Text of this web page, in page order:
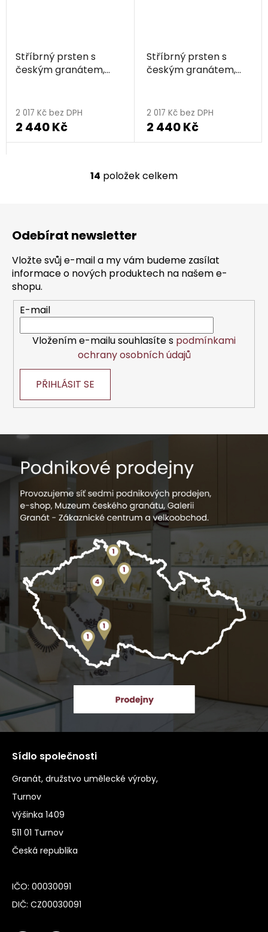
Stříbrný prsten s
českým granátem,
2 017 Kč bez DPH
2 440 Kč
Stříbrný prsten s
českým granátem,
2 017 Kč bez DPH
2 440 Kč
O
d
c
í
r
v
y
v
s
14 položek celkem
Odebírat newsletter
Vložte svůj e-mail a my vám budeme zasílat
informace o nových produktech na našem e-
shopu.
E-mail
Vložením e-mailu souhlasíte s podmínkami
ochrany osobních údajů
PŘIHLÁSIT SE
Sídlo společnosti
Granát, družstvo umělecké výroby,
Turnov
Výšinka 1409
511 01 Turnov
Česká republika
IČO: 00030091
DIČ: CZ00030091